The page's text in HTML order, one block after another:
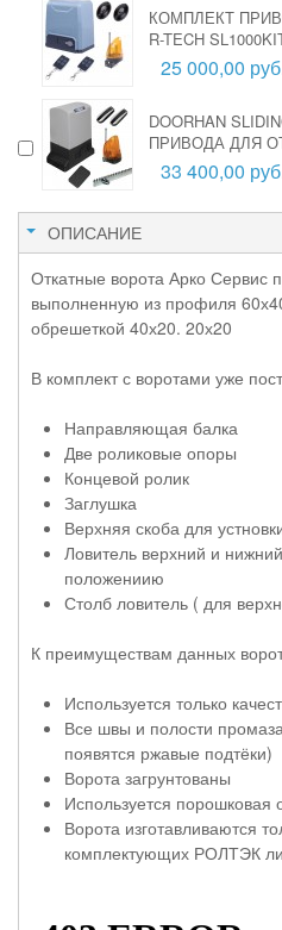
КОМПЛЕКТ
R-TECH
25 000,00
DOORHAN
ПРИВОДА ДЛЯ
33 400,00
ОПИСАНИЕ
Откатные ворота Арко Сервис
выполненную из профиля
обрешеткой 40х20. 20х20
В комплект с воротами уже
Направляющая балка
Две роликовые опоры
Концевой ролик
Заглушка
Верхняя скоба для
Ловитель верхний и
положениию
Столб ловитель ( для
К преимуществам данных
Используется только
Все швы и полости
появятся ржавые подтёки)
Ворота загрунтованы
Используется порошковая
Ворота изготавливаются
комплектующих РОЛТЭК